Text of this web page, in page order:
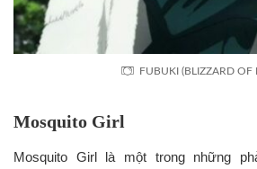
FUBUKI (BLIZZARD OF
Mosquito Girl
Mosquito Girl là một trong những